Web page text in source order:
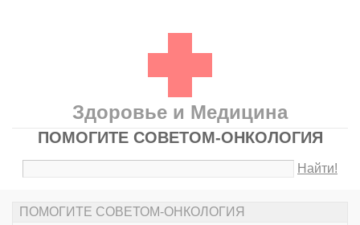
Здоровье и Медицина
ПОМОГИТЕ СОВЕТОМ-ОНКОЛОГИЯ
Найти!
ПОМОГИТЕ СОВЕТОМ-ОНКОЛОГИЯ